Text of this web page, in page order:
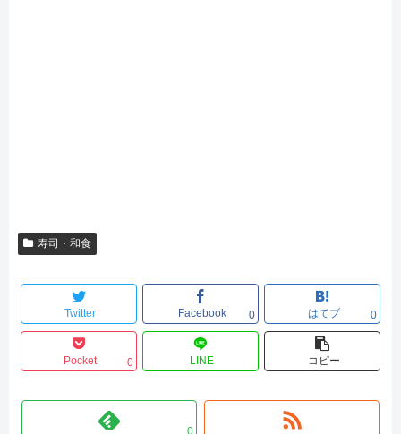
寿司・和食
Twitter Facebook 0 はてブ 0
Pocket 0 LINE コピー
0